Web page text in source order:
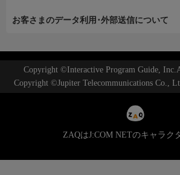
お客さまのデータ利用･外部送信について
Copyright ©Interactive Program Guide,
Copyright ©Jupiter Telecommunications Co.,
ZAQはJ:COM NETのキャラク